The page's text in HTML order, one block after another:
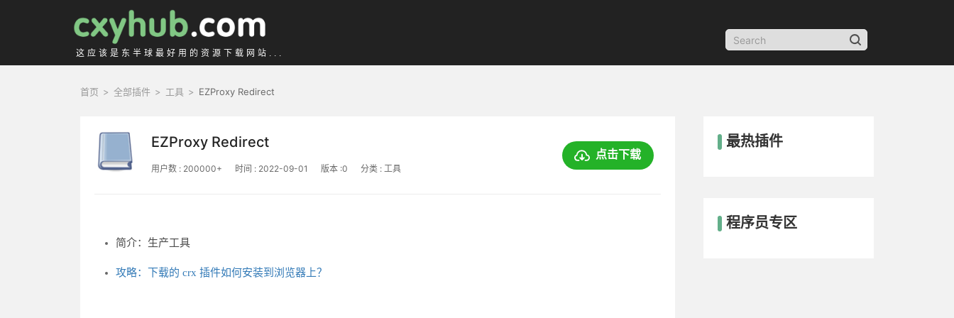
这应该是东半球最好用的资源下载网站...
首页 > 全部插件 > 工具 > EZProxy Redirect
EZProxy Redirect
用户数 : 200000+ 时间 : 2022-09-01 版本 :0 分类 : 工具
点击下载
简介：生产工具
攻略：下载的 crx 插件如何安装到浏览器上？
最热插件
程序员专区